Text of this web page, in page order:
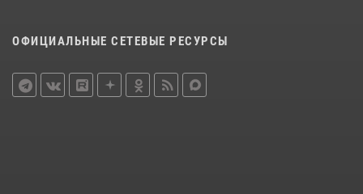
ОФИЦИАЛЬНЫЕ СЕТЕВЫЕ РЕСУРСЫ